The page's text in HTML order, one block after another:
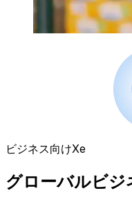
ビジネス向けXe
グローバルビジ